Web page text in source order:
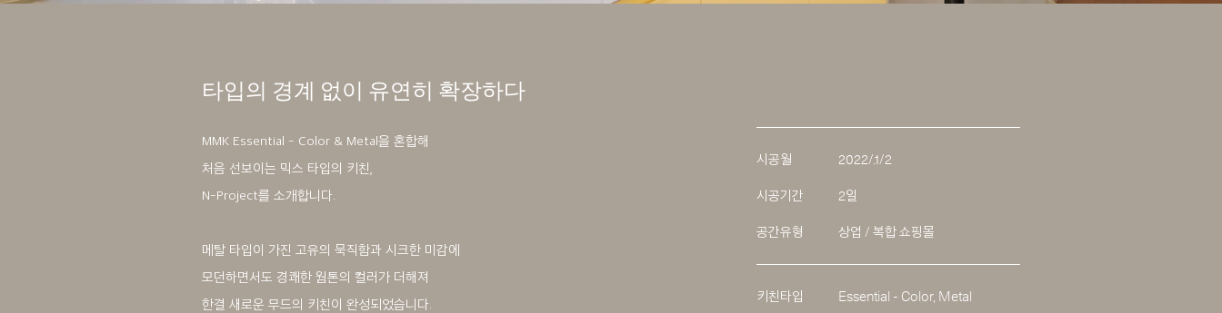
타입의 경계 없이 유연히 확장하다
MMK Essential - Color & Metal을 혼합해
처음 선보이는 믹스 타입의 키친,
N-Project를 소개합니다.
메탈 타입이 가진 고유의 묵직함과 시크한 미감에
모던하면서도 경쾌한 웜톤의 컬러가 더해져
한결 새로운 무드의 키친이 완성되었습니다.
시공월 2022/.1/2
시공기간 2일
공간유형 상업 / 복합 쇼핑몰
키친타입 Essential - Color, Metal